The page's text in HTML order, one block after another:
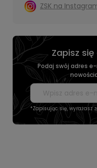
ZSK na
Zapisz
Podaj swój adres
*Zapisując się, wyrażasz